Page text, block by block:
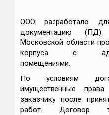
ООО разработало
документацию
Московской области
корпуса с
помещениями.
По условиям
имущественные
заказчику после
работ. Договор